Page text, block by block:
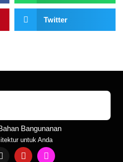
Twitter
Bangunanan
untuk Anda